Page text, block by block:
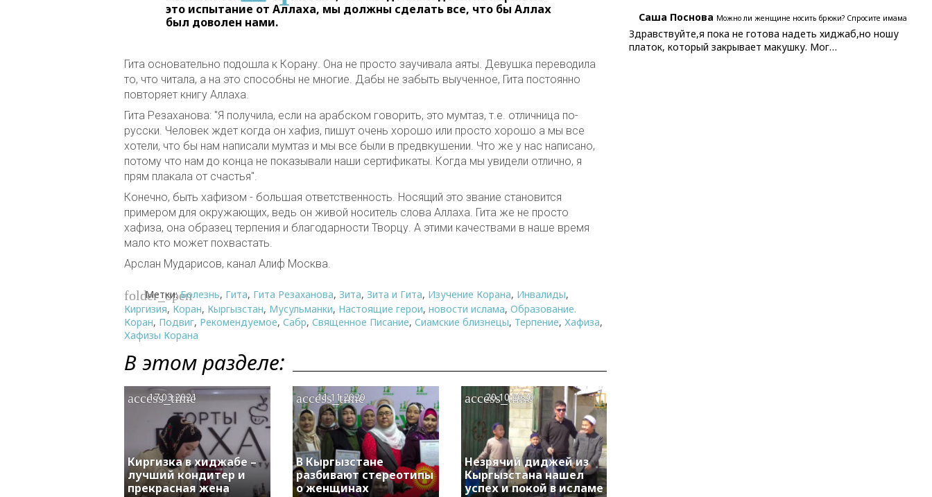
это испытание от Аллаха, мы должны сделать все, что бы Аллах
был доволен нами.
Гита основательно подошла к Корану. Она не просто заучивала аяты. Девушка переводила
то, что читала, а на это способны не многие. Дабы не забыть выученное, Гита постоянно
повторяет книгу Аллаха.
Гита Резаханова: "Я получила, если на арабском говорить, это мумтаз, т.е. отличница по-
русски. Человек ждет когда он хафиз, пишут очень хорошо или просто хорошо а мы все
хотели, что бы нам написали мумтаз и мы все были в предвкушении. Что же у нас написано,
потому что нам до конца не показывали наши сертификаты. Когда мы увидели отлично, я
прям плакала от счастья".
Конечно, быть хафизом - большая ответственность. Носящий это звание становится
примером для окружающих, ведь он живой носитель слова Аллаха. Гита же не просто
хафиза, она образец терпения и благодарности Творцу. А этими качествами в наше время
мало кто может похвастать.
Арслан Мударисов, канал Алиф Москва.
folder_open
Метки:Болезнь, Гита, Гита Резаханова, Зита, Зита и Гита, Изучение Корана, Инвалиды,
Киргизия, Коран, Кыргызстан, Мусульманки, Настоящие герои, новости ислама, Образование.
Коран, Подвиг, Рекомендуемое, Сабр, Священное Писание, Сиамские близнецы, Терпение, Хафиза,
Хафизы Корана
В этом разделе:
Киргизка в хиджабе –
лучший кондитер и
прекрасная жена
access_time
17.03.2021
В Кыргызстане
разбивают стереотипы
о женщинах
access_time
11.11.2020
Незрячий диджей из
Кыргызстана нашел
успех и покой в исламе
access_time
20.10.2020
Саша Поснова Можно ли женщине носить брюки? Спросите имама
Здравствуйте,я пока не готова надеть хиджаб,но ношу
платок, который закрывает макушку. Мог…